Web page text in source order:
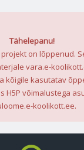
Tähelepanu!
on lõppenud.
vara.e-
kõigile kasutatav
H5P võimalustega
koolikott.ee.